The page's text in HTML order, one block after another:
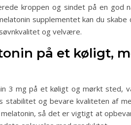
kroppen og sindet på en god
supplementet kan du
og velvære.
på et køligt,
3 mg på et køligt og mørkt sted,
og bevare kvaliteten af
så det er vigtigt at